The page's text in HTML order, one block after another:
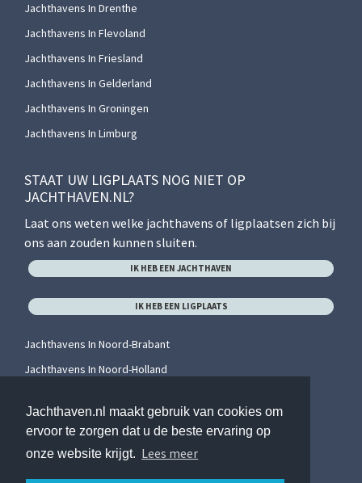
Jachthaven.nl maakt gebruik van cookies om
ervoor te zorgen dat u de beste ervaring op
onze website krijgt. Lees meer
Jachthavens In Drenthe
Jachthavens In Flevoland
Jachthavens In Friesland
Jachthavens In Gelderland
Jachthavens In Groningen
Jachthavens In Limburg
STAAT UW LIGPLAATS NOG NIET OP
JACHTHAVEN.NL?
Laat ons weten welke jachthavens of ligplaatsen zich bij
ons aan zouden kunnen sluiten.
IK HEB EEN JACHTHAVEN
IK HEB EEN LIGPLAATS
Jachthavens In Noord-Brabant
Jachthavens In Noord-Holland
Jachthavens In Utrecht